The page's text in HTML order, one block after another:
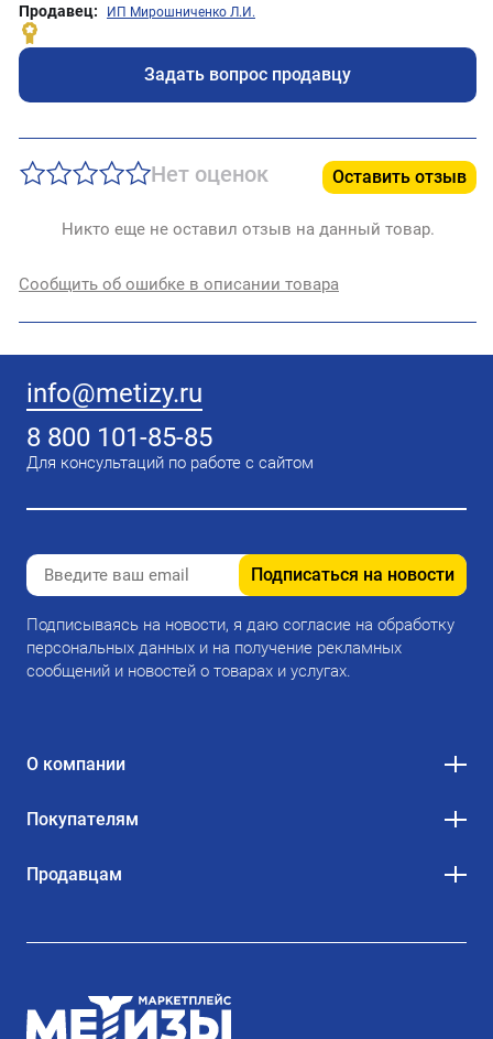
Продавец: ИП Мирошниченко Л.И.
Задать вопрос продавцу
Нет оценок Оставить отзыв
Никто еще не оставил отзыв на данный товар.
Сообщить об ошибке в описании товара
info@metizy.ru
8 800 101-85-85
Для консультаций по работе с сайтом
Подписаться на новости
Подписываясь на новости, я даю согласие на обработку
персональных данных и на получение рекламных
сообщений и новостей о товарах и услугах.
О компании
Покупателям
Продавцам